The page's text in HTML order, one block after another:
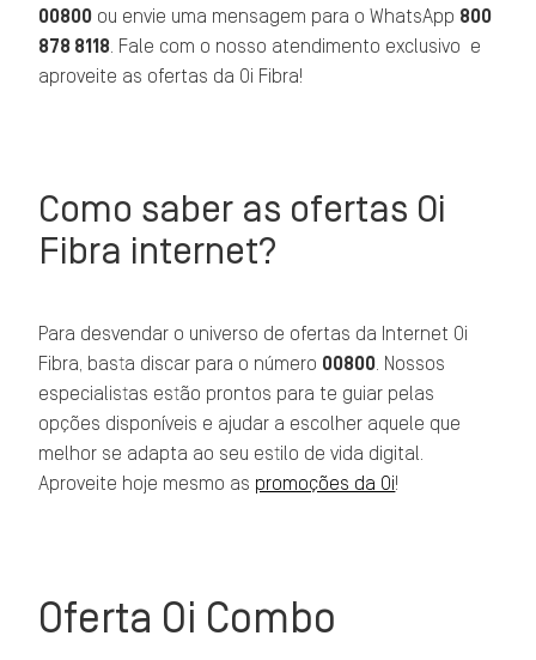
00800 ou envie uma mensagem para o WhatsApp 800
878 8118 . Fale com o nosso atendimento exclusivo e
aproveite as ofertas da Oi Fibra!
Como saber as ofertas Oi
Fibra internet?
Para desvendar o universo de ofertas da Internet Oi
Fibra, basta discar para o número 00800 . Nossos
especialistas estão prontos para te guiar pelas
opções disponíveis e ajudar a escolher aquele que
melhor se adapta ao seu estilo de vida digital.
Aproveite hoje mesmo as promoções da Oi!
Oferta Oi Combo